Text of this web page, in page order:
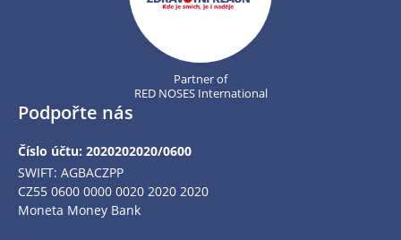
Partner of
RED NOSES International
Podpořte nás
Číslo účtu: 2020202020/0600
SWIFT: AGBACZPP
CZ55 0600 0000 0020 2020 2020
Moneta Money Bank